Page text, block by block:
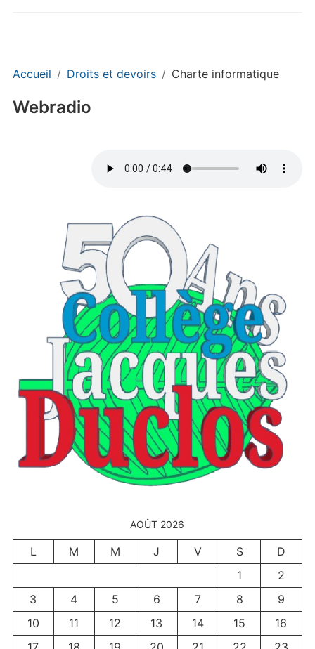
Accueil Droits et devoirs Charte informatique
Webradio
AOÛT 2026
L M M J V S
D
1
2
3
4 5 6 7 8
9
10
11 12 13 14 15
16